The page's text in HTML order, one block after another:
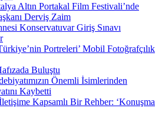
Altın Portakal Film Festivali’nde
Derviş Zaim
Konservatuvar Giriş Sınavı
Portreleri’ Mobil Fotoğrafçılık
Buluştu
Önemli İsimlerinden
Kaybetti
Kapsamlı Bir Rehber: ‘Konuşma